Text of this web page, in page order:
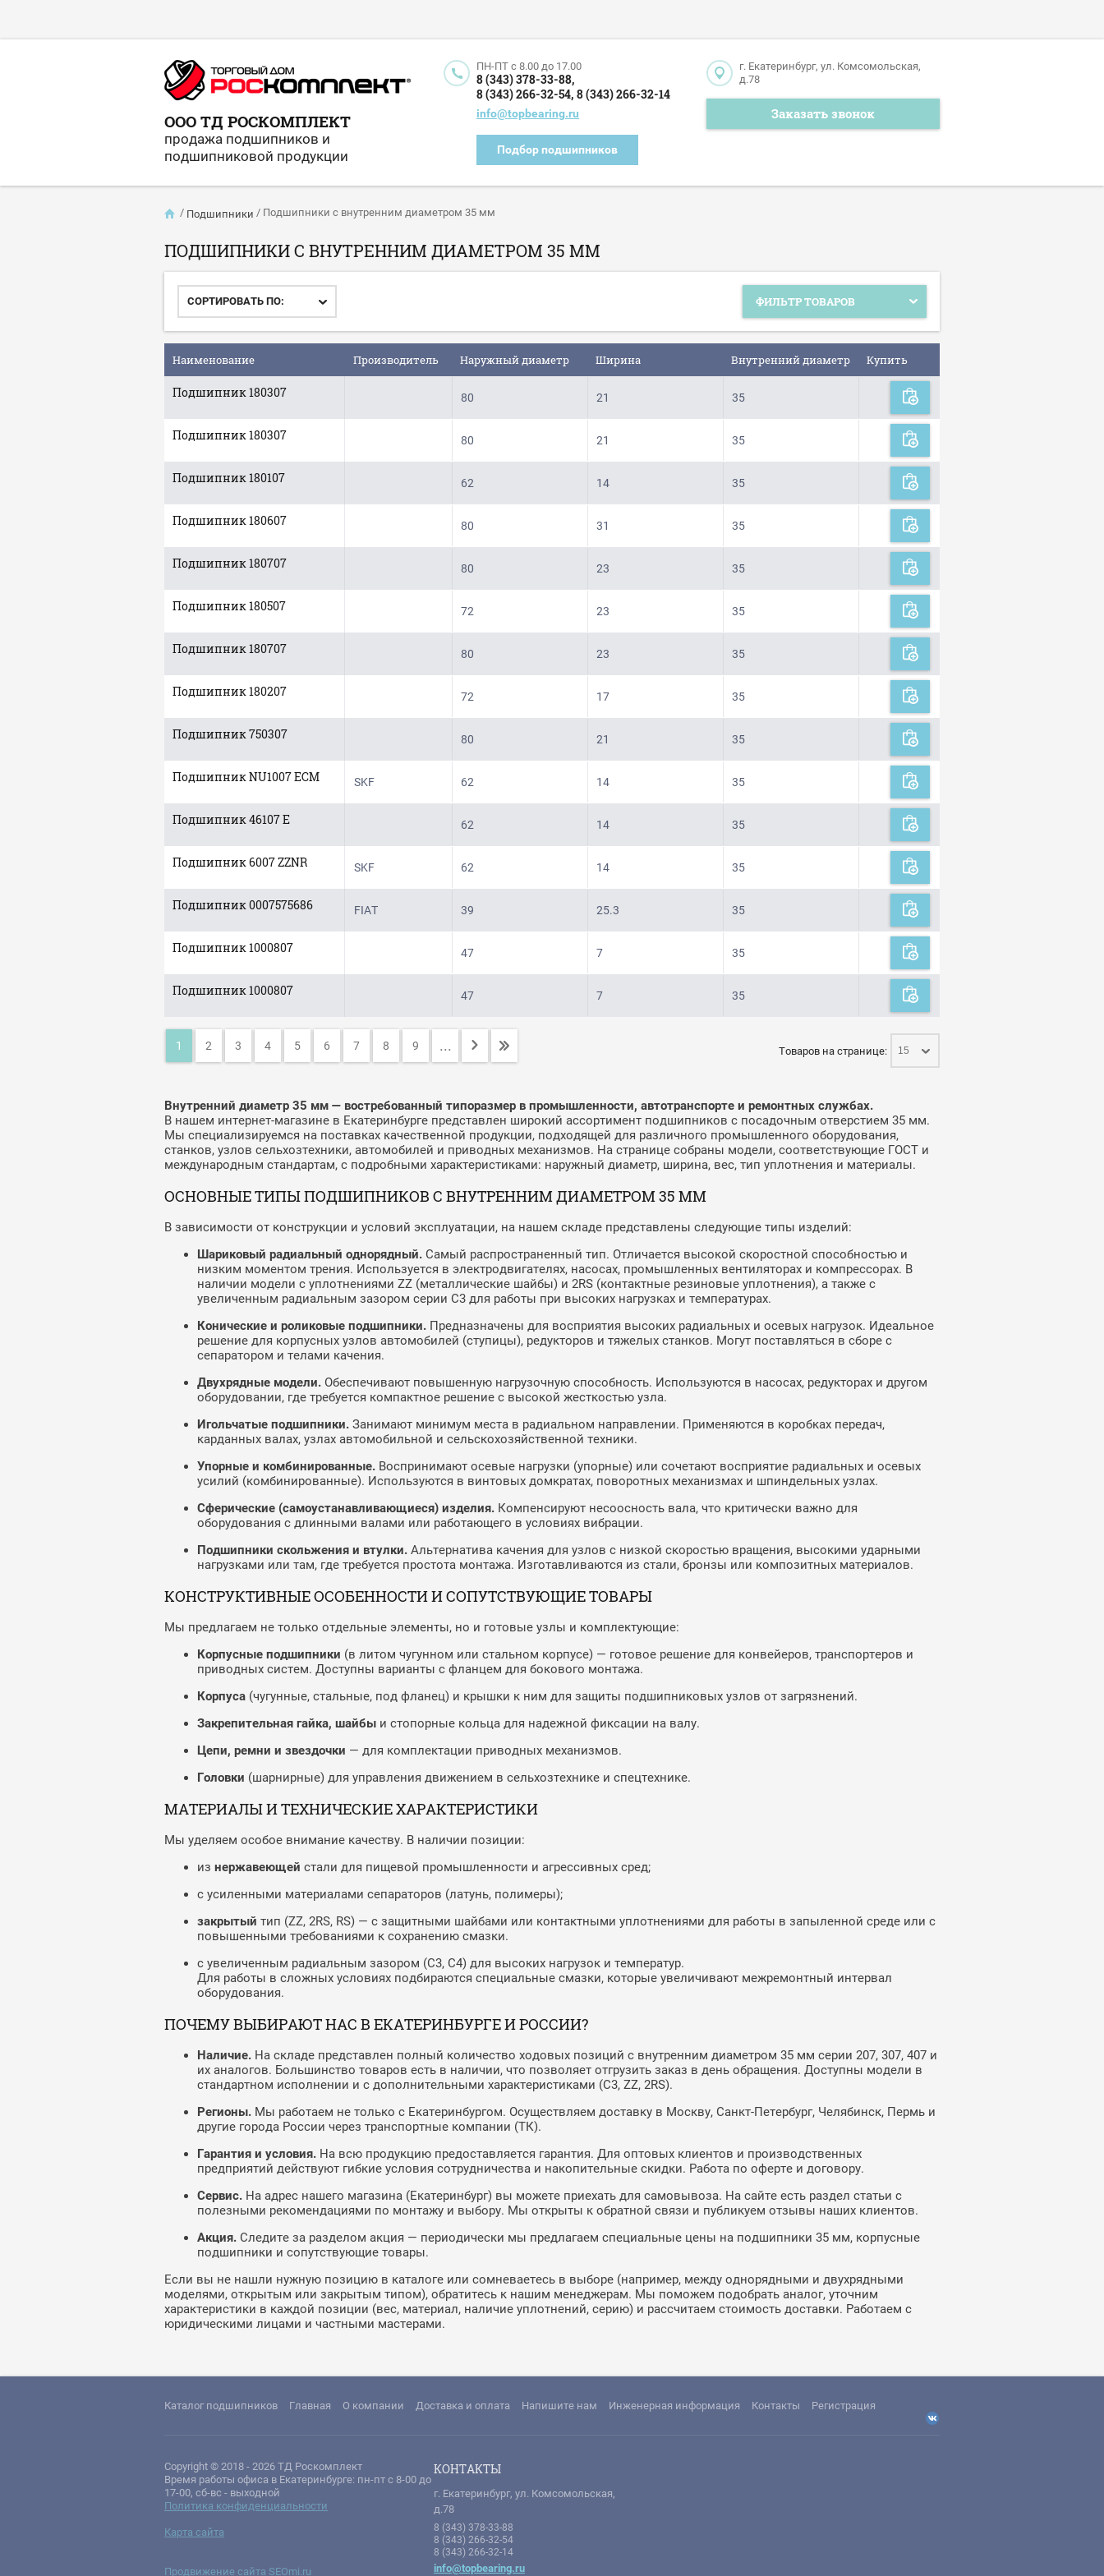
ООО ТД РОСКОМПЛЕКТ
продажа подшипников и
подшипниковой продукции
ПН-ПТ c 8.00 до 17.00
8 (343) 378-33-88,
8 (343) 266-32-54, 8 (343) 266-32-14
info@topbearing.ru
Подбор подшипников
г. Екатеринбург, ул. Комсомольская,
д.78
Заказать звонок
/ Подшипники / Подшипники с внутренним диаметром 35 мм
ПОДШИПНИКИ С ВНУТРЕННИМ ДИАМЕТРОМ 35 ММ
ФИЛЬТР ТОВАРОВ
СОРТИРОВАТЬ ПО:
Наименование Производитель Наружный диаметр Ширина Внутренний диаметр Купить
Подшипник 180307 80 21 35
Подшипник 180307 80 21 35
Подшипник 180107 62 14 35
Подшипник 180607 80 31 35
Подшипник 180707 80 23 35
Подшипник 180507 72 23 35
Подшипник 180707 80 23 35
Подшипник 180207 72 17 35
Подшипник 750307 80 21 35
Подшипник NU1007 ECM SKF 62 14 35
Подшипник 46107 Е 62 14 35
Подшипник 6007 ZZNR SKF 62 14 35
Подшипник 0007575686 FIAT 39 25.3 35
Подшипник 1000807 47 7 35
Подшипник 1000807 47 7 35
1 2 3 4 5 6 7 8 9 ... Товаров на странице: 15
Внутренний диаметр 35 мм — востребованный типоразмер в промышленности, автотранспорте и ремонтных службах.
В нашем интернет-магазине в Екатеринбурге представлен широкий ассортимент подшипников с посадочным отверстием 35 мм.
Мы специализируемся на поставках качественной продукции, подходящей для различного промышленного оборудования,
станков, узлов сельхозтехники, автомобилей и приводных механизмов. На странице собраны модели, соответствующие ГОСТ и
международным стандартам, с подробными характеристиками: наружный диаметр, ширина, вес, тип уплотнения и материалы.
ОСНОВНЫЕ ТИПЫ ПОДШИПНИКОВ С ВНУТРЕННИМ ДИАМЕТРОМ 35 ММ
В зависимости от конструкции и условий эксплуатации, на нашем складе представлены следующие типы изделий:
Шариковый радиальный однорядный. Самый распространенный тип. Отличается высокой скоростной способностью и
низким моментом трения. Используется в электродвигателях, насосах, промышленных вентиляторах и компрессорах. В
наличии модели с уплотнениями ZZ (металлические шайбы) и 2RS (контактные резиновые уплотнения), а также с
увеличенным радиальным зазором серии C3 для работы при высоких нагрузках и температурах.
Конические и роликовые подшипники. Предназначены для восприятия высоких радиальных и осевых нагрузок. Идеальное
решение для корпусных узлов автомобилей (ступицы), редукторов и тяжелых станков. Могут поставляться в сборе с
сепаратором и телами качения.
Двухрядные модели. Обеспечивают повышенную нагрузочную способность. Используются в насосах, редукторах и другом
оборудовании, где требуется компактное решение с высокой жесткостью узла.
Игольчатые подшипники. Занимают минимум места в радиальном направлении. Применяются в коробках передач,
карданных валах, узлах автомобильной и сельскохозяйственной техники.
Упорные и комбинированные. Воспринимают осевые нагрузки (упорные) или сочетают восприятие радиальных и осевых
усилий (комбинированные). Используются в винтовых домкратах, поворотных механизмах и шпиндельных узлах.
Сферические (самоустанавливающиеся) изделия. Компенсируют несоосность вала, что критически важно для
оборудования с длинными валами или работающего в условиях вибрации.
Подшипники скольжения и втулки. Альтернатива качения для узлов с низкой скоростью вращения, высокими ударными
нагрузками или там, где требуется простота монтажа. Изготавливаются из стали, бронзы или композитных материалов.
КОНСТРУКТИВНЫЕ ОСОБЕННОСТИ И СОПУТСТВУЮЩИЕ ТОВАРЫ
Мы предлагаем не только отдельные элементы, но и готовые узлы и комплектующие:
Корпусные подшипники (в литом чугунном или стальном корпусе) — готовое решение для конвейеров, транспортеров и
приводных систем. Доступны варианты с фланцем для бокового монтажа.
Корпуса (чугунные, стальные, под фланец) и крышки к ним для защиты подшипниковых узлов от загрязнений.
Закрепительная гайка, шайбы и стопорные кольца для надежной фиксации на валу.
Цепи, ремни и звездочки — для комплектации приводных механизмов.
Головки (шарнирные) для управления движением в сельхозтехнике и спецтехнике.
МАТЕРИАЛЫ И ТЕХНИЧЕСКИЕ ХАРАКТЕРИСТИКИ
Мы уделяем особое внимание качеству. В наличии позиции:
из нержавеющей стали для пищевой промышленности и агрессивных сред;
с усиленными материалами сепараторов (латунь, полимеры);
закрытый тип (ZZ, 2RS, RS) — с защитными шайбами или контактными уплотнениями для работы в запыленной среде или с
повышенными требованиями к сохранению смазки.
с увеличенным радиальным зазором (C3, C4) для высоких нагрузок и температур.
Для работы в сложных условиях подбираются специальные смазки, которые увеличивают межремонтный интервал
оборудования.
ПОЧЕМУ ВЫБИРАЮТ НАС В ЕКАТЕРИНБУРГЕ И РОССИИ?
Наличие. На складе представлен полный количество ходовых позиций с внутренним диаметром 35 мм серии 207, 307, 407 и
их аналогов. Большинство товаров есть в наличии, что позволяет отгрузить заказ в день обращения. Доступны модели в
стандартном исполнении и с дополнительными характеристиками (C3, ZZ, 2RS).
Регионы. Мы работаем не только с Екатеринбургом. Осуществляем доставку в Москву, Санкт-Петербург, Челябинск, Пермь и
другие города России через транспортные компании (ТК).
Гарантия и условия. На всю продукцию предоставляется гарантия. Для оптовых клиентов и производственных
предприятий действуют гибкие условия сотрудничества и накопительные скидки. Работа по оферте и договору.
Сервис. На адрес нашего магазина (Екатеринбург) вы можете приехать для самовывоза. На сайте есть раздел статьи с
полезными рекомендациями по монтажу и выбору. Мы открыты к обратной связи и публикуем отзывы наших клиентов.
Акция. Следите за разделом акция — периодически мы предлагаем специальные цены на подшипники 35 мм, корпусные
подшипники и сопутствующие товары.
Если вы не нашли нужную позицию в каталоге или сомневаетесь в выборе (например, между однорядными и двухрядными
моделями, открытым или закрытым типом), обратитесь к нашим менеджерам. Мы поможем подобрать аналог, уточним
характеристики в каждой позиции (вес, материал, наличие уплотнений, серию) и рассчитаем стоимость доставки. Работаем с
юридическими лицами и частными мастерами.
Каталог подшипников Главная О компании Доставка и оплата Напишите нам Инженерная информация Контакты Регистрация
Copyright © 2018 - 2026 ТД Роскомплект
Время работы офиса в Екатеринбурге: пн-пт с 8-00 до
17-00, сб-вс - выходной
Политика конфиденциальности
Карта сайта
Продвижение сайта SEOmi.ru
КОНТАКТЫ
г. Екатеринбург, ул. Комсомольская,
д.78
8 (343) 378-33-88
8 (343) 266-32-54
8 (343) 266-32-14
info@topbearing.ru